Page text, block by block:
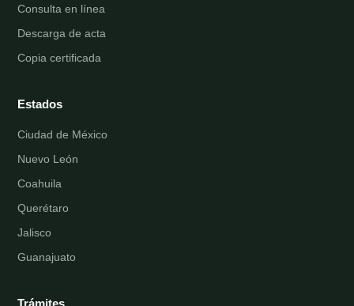
Consulta en línea
Descarga de acta
Copia certificada
Estados
Ciudad de México
Nuevo León
Coahuila
Querétaro
Jalisco
Guanajuato